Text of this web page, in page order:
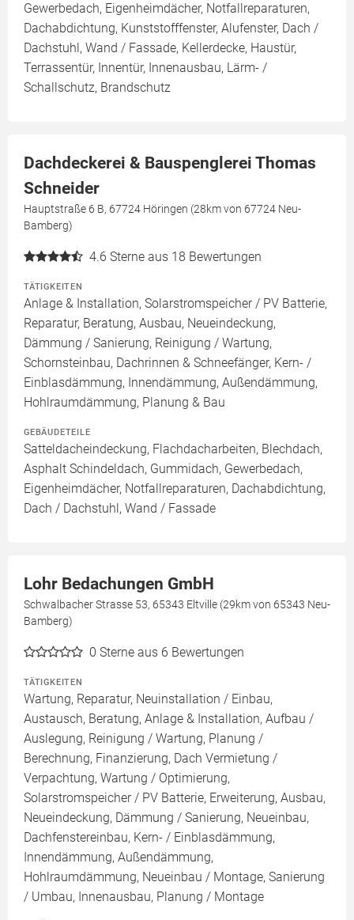
Gewerbedach, Eigenheimdächer, Notfallreparaturen,
Dachabdichtung, Kunststofffenster, Alufenster, Dach /
Dachstuhl, Wand / Fassade, Kellerdecke, Haustür,
Terrassentür, Innentür, Innenausbau, Lärm- /
Schallschutz, Brandschutz
Dachdeckerei & Bauspenglerei Thomas
Schneider
Hauptstraße 6 B, 67724 Höringen (28km von 67724 Neu-
Bamberg)
4.6 Sterne aus 18 Bewertungen
TÄTIGKEITEN
Anlage & Installation, Solarstromspeicher / PV Batterie,
Reparatur, Beratung, Ausbau, Neueindeckung,
Dämmung / Sanierung, Reinigung / Wartung,
Schornsteinbau, Dachrinnen & Schneefänger, Kern- /
Einblasdämmung, Innendämmung, Außendämmung,
Hohlraumdämmung, Planung & Bau
GEBÄUDETEILE
Satteldacheindeckung, Flachdacharbeiten, Blechdach,
Asphalt Schindeldach, Gummidach, Gewerbedach,
Eigenheimdächer, Notfallreparaturen, Dachabdichtung,
Dach / Dachstuhl, Wand / Fassade
Lohr Bedachungen GmbH
Schwalbacher Strasse 53, 65343 Eltville (29km von 65343 Neu-
Bamberg)
0 Sterne aus 6 Bewertungen
TÄTIGKEITEN
Wartung, Reparatur, Neuinstallation / Einbau,
Austausch, Beratung, Anlage & Installation, Aufbau /
Auslegung, Reinigung / Wartung, Planung /
Berechnung, Finanzierung, Dach Vermietung /
Verpachtung, Wartung / Optimierung,
Solarstromspeicher / PV Batterie, Erweiterung, Ausbau,
Neueindeckung, Dämmung / Sanierung, Neueinbau,
Dachfenstereinbau, Kern- / Einblasdämmung,
Innendämmung, Außendämmung,
Hohlraumdämmung, Neueinbau / Montage, Sanierung
/ Umbau, Innenausbau, Planung / Montage